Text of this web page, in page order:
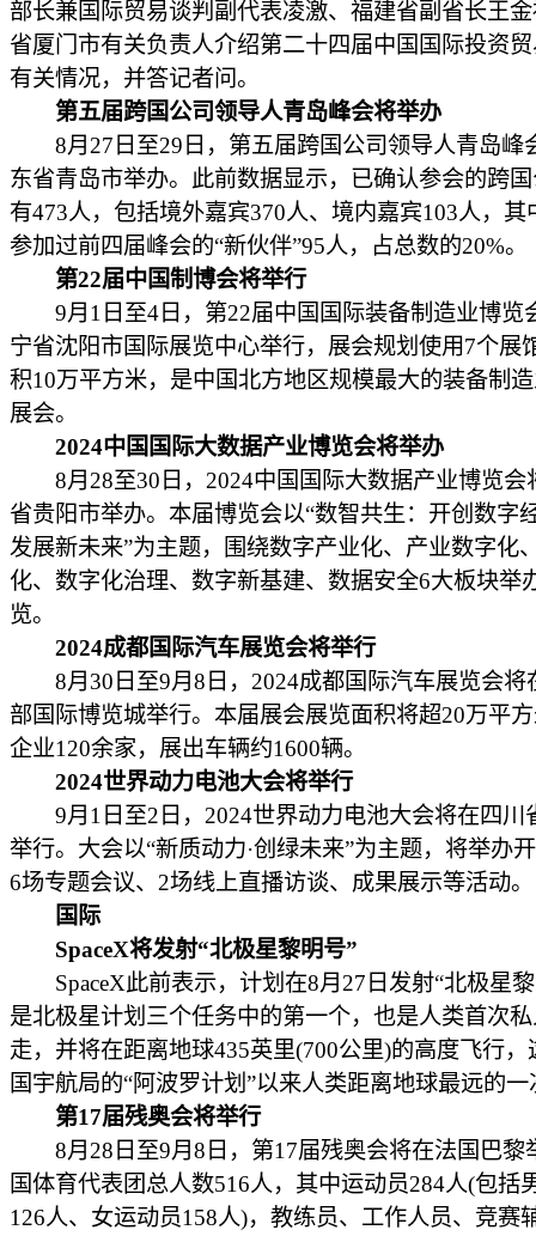
部长兼国际贸易谈判副代表凌激、福建省副省长王
省厦门市有关负责人介绍第二十四届中国国际投资
有关情况，并答记者问。
第五届跨国公司领导人青岛峰会将举办
8月27日至29日，第五届跨国公司领导人青岛峰
东省青岛市举办。此前数据显示，已确认参会的跨
有473人，包括境外嘉宾370人、境内嘉宾103人，其
参加过前四届峰会的“新伙伴”95人，占总数的20%。
第22届中国制博会将举行
9月1日至4日，第22届中国国际装备制造业博览
宁省沈阳市国际展览中心举行，展会规划使用7个展
积10万平方米，是中国北方地区规模最大的装备制
展会。
2024中国国际大数据产业博览会将举办
8月28至30日，2024中国国际大数据产业博览会
省贵阳市举办。本届博览会以“数智共生：开创数字
发展新未来”为主题，围绕数字产业化、产业数字化
化、数字化治理、数字新基建、数据安全6大板块举
览。
2024成都国际汽车展览会将举行
8月30日至9月8日，2024成都国际汽车展览会将
部国际博览城举行。本届展会展览面积将超20万平
企业120余家，展出车辆约1600辆。
2024世界动力电池大会将举行
9月1日至2日，2024世界动力电池大会将在四川
举行。大会以“新质动力·创绿未来”为主题，将举办
6场专题会议、2场线上直播访谈、成果展示等活动。
国际
SpaceX将发射“北极星黎明号”
SpaceX此前表示，计划在8月27日发射“北极星黎
是北极星计划三个任务中的第一个，也是人类首次
走，并将在距离地球435英里(700公里)的高度飞行，
国宇航局的“阿波罗计划”以来人类距离地球最远的
第17届残奥会将举行
8月28日至9月8日，第17届残奥会将在法国巴黎
国体育代表团总人数516人，其中运动员284人(包括
126人、女运动员158人)，教练员、工作人员、竞赛